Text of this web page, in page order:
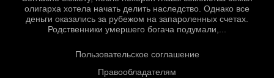
олигарха хотела начать делить наследство. Однако все
деньги оказались за рубежом на запароленных счетах.
Родственники умершего богача подумали,...
Пользовательское соглашение
Правообладателям